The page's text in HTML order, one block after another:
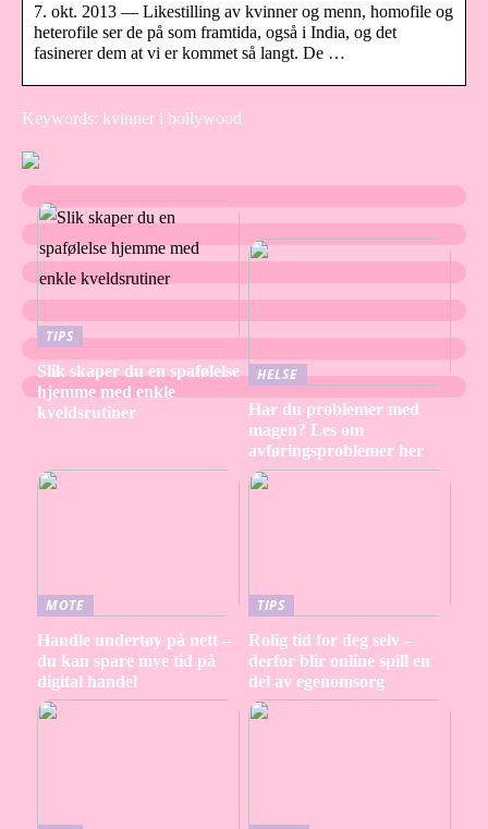
7. okt. 2013 — Likestilling av kvinner og menn, homofile og
heterofile ser de på som framtida, også i India, og det
fasinerer dem at vi er kommet så langt. De …
Keywords: kvinner i bollywood
TIPS
Slik skaper du en spafølelse
hjemme med enkle
kveldsrutiner
HELSE
Har du problemer med
magen? Les om
avføringsproblemer her
MOTE
Handle undertøy på nett –
du kan spare mye tid på
digital handel
TIPS
Rolig tid for deg selv –
derfor blir online spill en
del av egenomsorg